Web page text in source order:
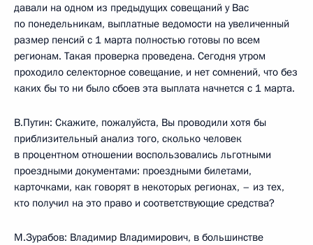
давали на одном из предыдущих совещаний у Вас
по понедельникам, выплатные ведомости на увеличенный
размер пенсий с 1 марта полностью готовы по всем
регионам. Такая проверка проведена. Сегодня утром
проходило селекторное совещание, и нет сомнений, что без
каких бы то ни было сбоев эта выплата начнется с 1 марта.
В.Путин: Скажите, пожалуйста, Вы проводили хотя бы
приблизительный анализ того, сколько человек
в процентном отношении воспользовались льготными
проездными документами: проездными билетами,
карточками, как говорят в некоторых регионах, – из тех,
кто получил на это право и соответствующие средства?
М.Зурабов: Владимир Владимирович, в большинстве